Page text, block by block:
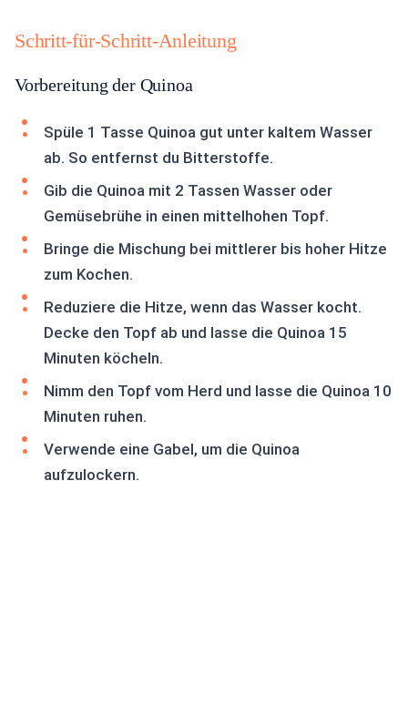
Schritt-für-Schritt-Anleitung
Vorbereitung der Quinoa
Spüle 1 Tasse Quinoa gut unter kaltem Wasser
ab. So entfernst du Bitterstoffe.
Gib die Quinoa mit 2 Tassen Wasser oder
Gemüsebrühe in einen mittelhohen Topf.
Bringe die Mischung bei mittlerer bis hoher Hitze
zum Kochen.
Reduziere die Hitze, wenn das Wasser kocht.
Decke den Topf ab und lasse die Quinoa 15
Minuten köcheln.
Nimm den Topf vom Herd und lasse die Quinoa 10
Minuten ruhen.
Verwende eine Gabel, um die Quinoa
aufzulockern.